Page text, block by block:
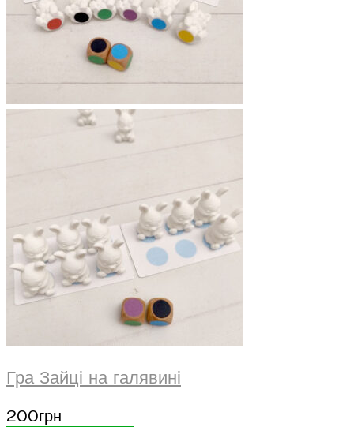
Гра Зайці на галявині
200грн